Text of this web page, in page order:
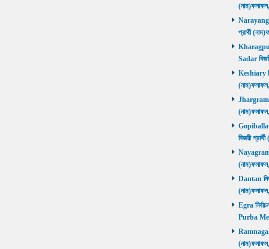
প্রার্থী
Kharagpur
Sadar
Keshiary
Jhargram
বিজয়ী
Nayagram
Dantan
Egra
Purba
Ramnagar